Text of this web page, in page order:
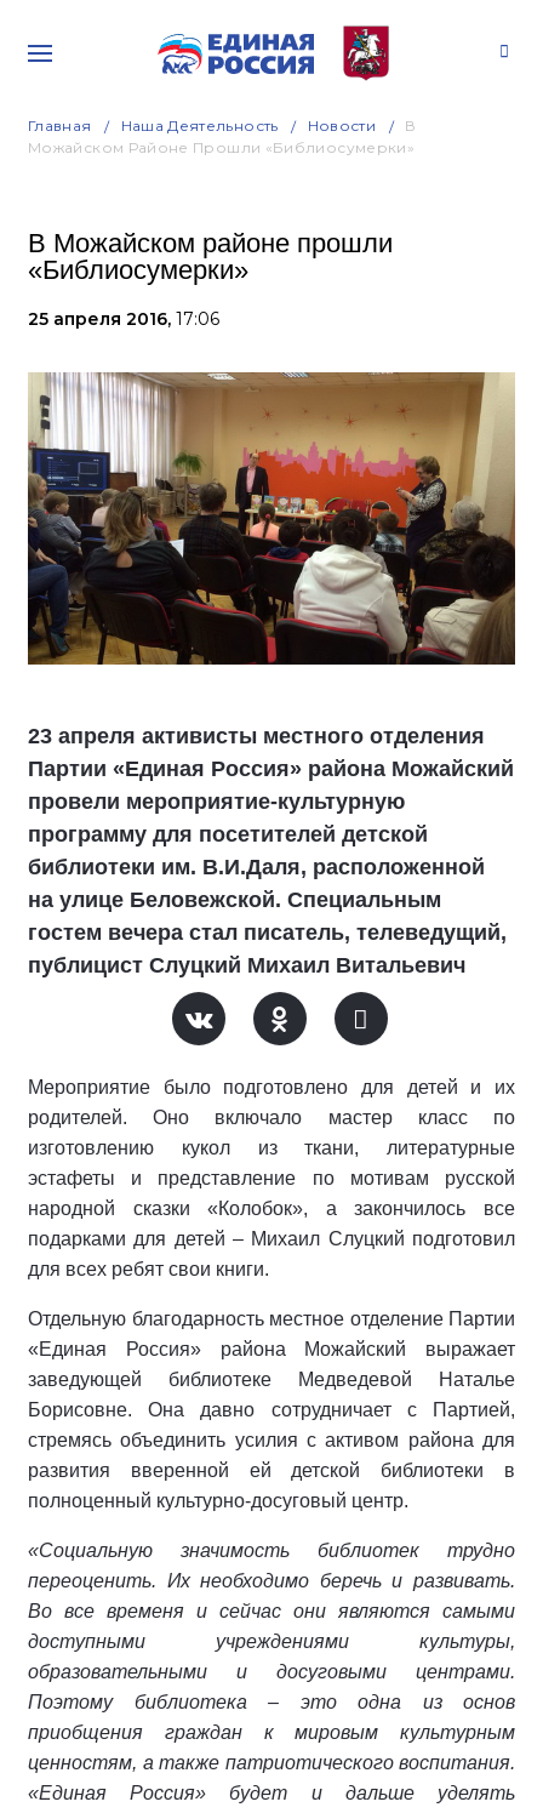
Главная Наша Деятельность Новости
В
Можайском Районе Прошли «Библиосумерки»
В Можайском районе прошли
«Библиосумерки»
25 апреля 2016, 17:06
23 апреля активисты местного отделения
Партии «Единая Россия» района Можайский
провели мероприятие-культурную
программу для посетителей детской
библиотеки им. В.И.Даля, расположенной
на улице Беловежской. Специальным
гостем вечера стал писатель, телеведущий,
публицист Cлуцкий Михаил Витальевич
Мероприятие было подготовлено для детей и их
родителей. Оно включало мастер класс по
изготовлению кукол из ткани, литературные
эстафеты и представление по мотивам русской
народной сказки «Колобок», а закончилось все
подарками для детей – Михаил Слуцкий подготовил
для всех ребят свои книги.
Отдельную благодарность местное отделение Партии
«Единая Россия» района Можайский выражает
заведующей библиотеке Медведевой Наталье
Борисовне. Она давно сотрудничает с Партией,
стремясь объединить усилия с активом района для
развития вверенной ей детской библиотеки в
полноценный культурно-досуговый центр.
«Социальную значимость библиотек трудно
переоценить. Их необходимо беречь и развивать.
Во все временя и сейчас они являются самыми
доступными учреждениями культуры,
образовательными и досуговыми центрами.
Поэтому библиотека – это одна из основ
приобщения граждан к мировым культурным
ценностям, а также патриотического воспитания.
«Единая Россия» будет и дальше уделять